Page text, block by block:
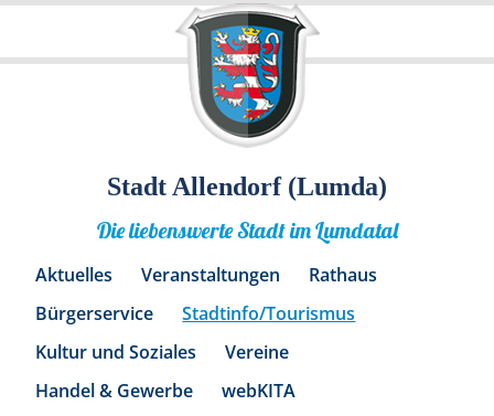
Stadt Allendorf (Lumda)
Die liebenswerte Stadt im Lumdatal
Aktuelles Veranstaltungen
Rathaus
Bürgerservice
Stadtinfo/Tourismus
Kultur und Soziales
Vereine
Handel & Gewerbe
webKITA